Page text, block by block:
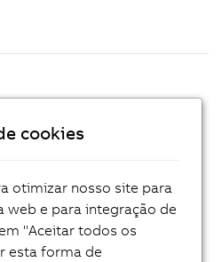
cookies
otimizar nosso site para
web e para integração de
"Aceitar todos os
esta forma de